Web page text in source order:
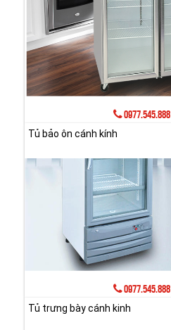
0977.545.888
Tủ bảo ôn cánh kính
0977.545.888
Tủ trưng bày cánh kinh